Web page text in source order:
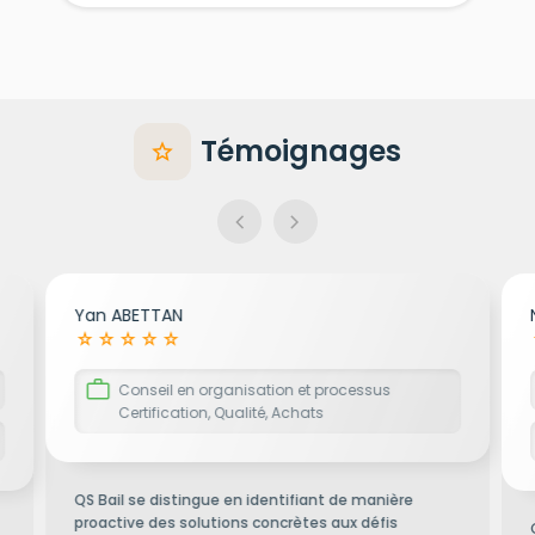
star Témoignages
chevron_left chevron_right
Yan ABETTAN
star_rate star_rate star_rate star_rate star_rate
work Conseil en organisation et processus
Certification, Qualité, Achats
QS Bail se distingue en identifiant de manière
proactive des solutions concrètes aux défis